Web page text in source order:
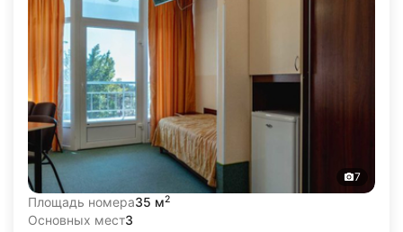
7
Площадь номера35 м2
Основных мест3